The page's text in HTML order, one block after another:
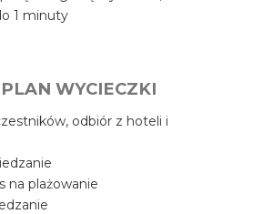
1 minuty
WYCIECZKI
odbiór z hoteli i
na plażowanie